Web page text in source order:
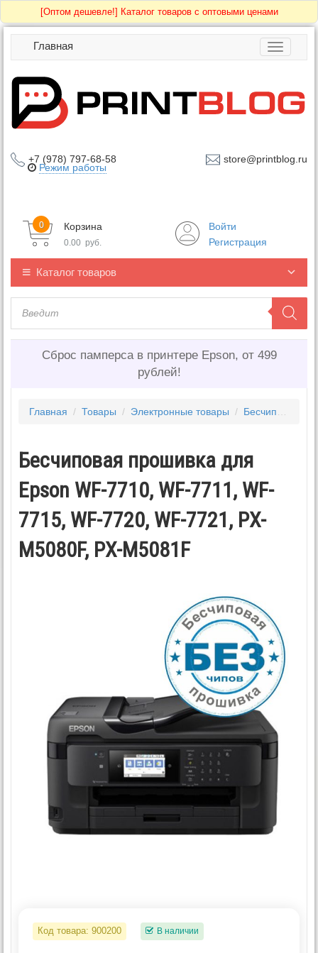
[Оптом дешевле!] Каталог товаров с оптовыми ценами
Toggle
Главная
+7 (978) 797-68-58 store@printblog.ru
Режим работы
Корзина
0
0.00 руб.
Войти
Регистрация
Каталог товаров
Сброс памперса в принтере Epson, от 499
рублей!
Главная / Товары / Электронные товары / Бесчиповые прошивки EPSON
Бесчиповая прошивка для
Epson WF-7710, WF-7711, WF-
7715, WF-7720, WF-7721, PX-
M5080F, PX-M5081F
Код товара: 900200 В наличии